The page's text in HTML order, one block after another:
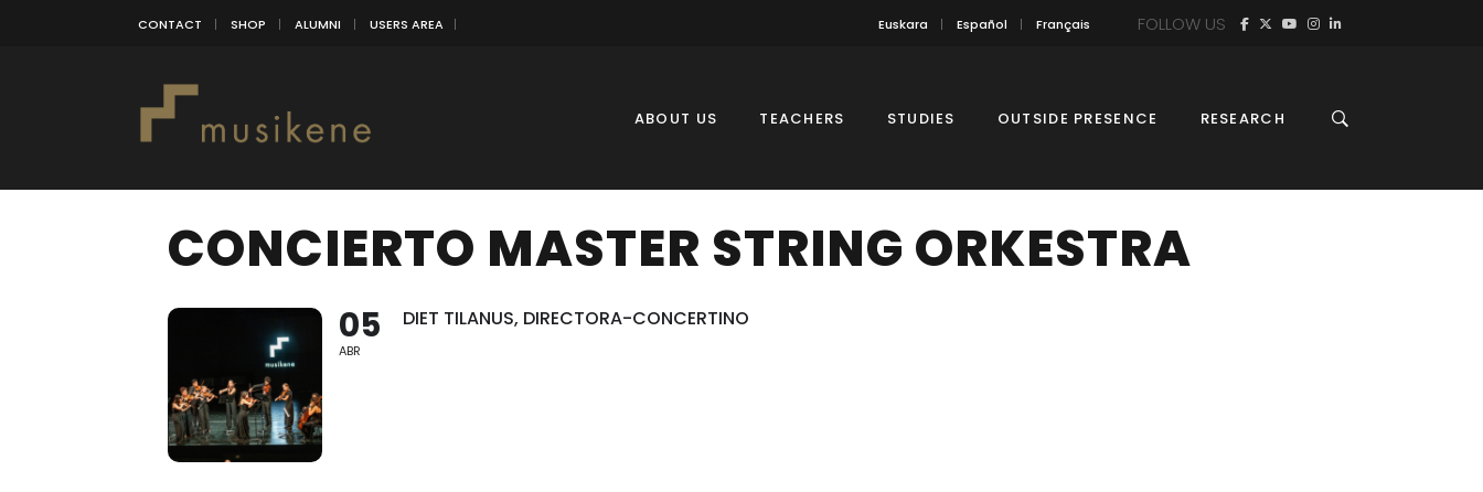
CONTACT SHOP ALUMNI USERS AREA Euskara Español Français FOLLOW US
ABOUT US TEACHERS STUDIES OUTSIDE PRESENCE RESEARCH
CONCIERTO MASTER STRING ORKESTRA
05
ABR
DIET TILANUS, DIRECTORA-CONCERTINO